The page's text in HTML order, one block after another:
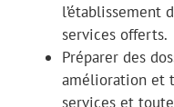
l’établissement
services offerts.
Préparer des
amélioration et
services et